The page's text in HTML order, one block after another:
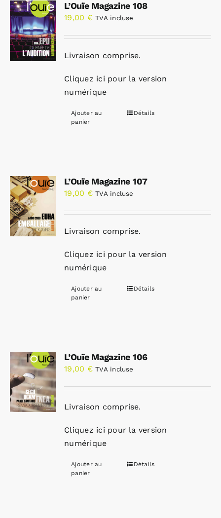
L’Ouïe Magazine 108
19,00 € TVA incluse
Livraison comprise.
Cliquez ici pour la version
numérique
Ajouter au
panier
Détails
L’Ouïe Magazine 107
19,00 € TVA incluse
Livraison comprise.
Cliquez ici pour la version
numérique
Ajouter au
panier
Détails
L’Ouïe Magazine 106
19,00 € TVA incluse
Livraison comprise.
Cliquez ici pour la version
numérique
Ajouter au
panier
Détails